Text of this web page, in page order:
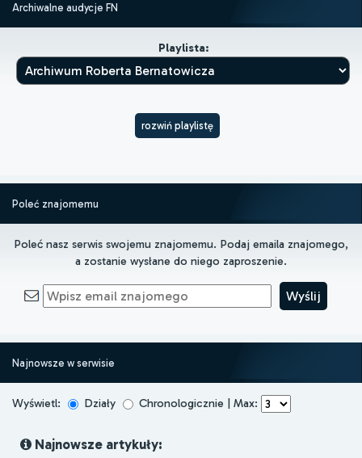
Archiwalne audycje FN
Playlista:
rozwiń playlistę
Poleć znajomemu
Poleć nasz serwis swojemu znajomemu. Podaj emaila znajomego,
a zostanie wysłane do niego zaproszenie.
Najnowsze w serwisie
Wyświetl: Działy Chronologicznie | Max:
Najnowsze artykuły: